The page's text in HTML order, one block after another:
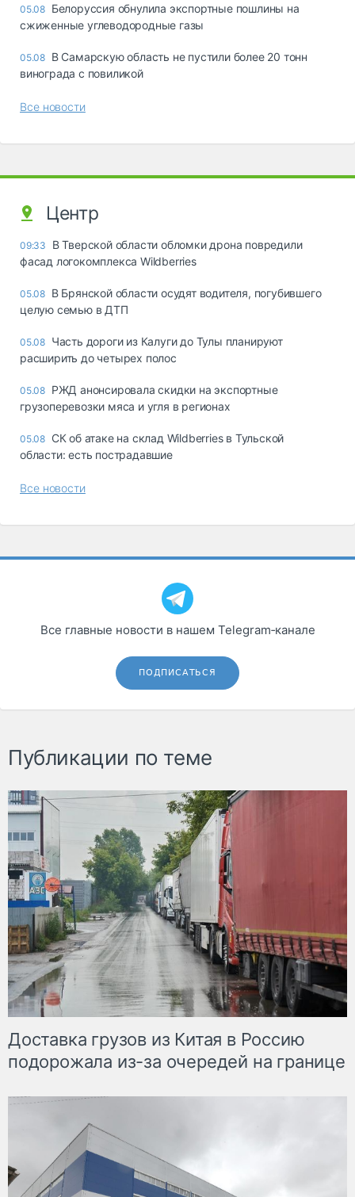
05.08 Белоруссия обнулила экспортные пошлины на
сжиженные углеводородные газы
05.08 В Самарскую область не пустили более 20 тонн
винограда с повиликой
Все новости
Центр
09:33
В Тверской области обломки дрона повредили
фасад логокомплекса Wildberries
05.08 В Брянской области осудят водителя, погубившего
целую семью в ДТП
05.08 Часть дороги из Калуги до Тулы планируют
расширить до четырех полос
05.08 РЖД анонсировала скидки на экспортные
грузоперевозки мяса и угля в регионах
05.08 СК об атаке на склад Wildberries в Тульской
области: есть пострадавшие
Все новости
Все главные новости в нашем Telegram‑канале
ПОДПИСАТЬСЯ
Публикации по теме
Доставка грузов из Китая в Россию
подорожала из-за очередей на границе